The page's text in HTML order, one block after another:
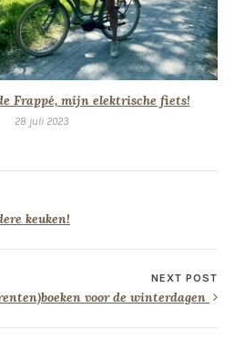
Frappé, mijn elektrische fiets!
28 juli 2023
keuken!
NEXT POST
voor de winterdagen